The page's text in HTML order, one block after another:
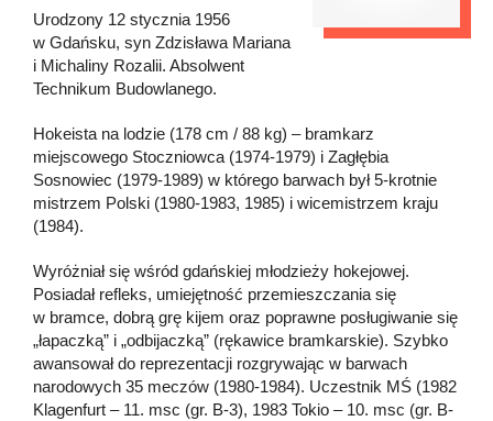
Urodzony 12 stycznia 1956
w Gdańsku, syn Zdzisława Mariana
i Michaliny Rozalii. Absolwent
Technikum Budowlanego.
Hokeista na lodzie (178 cm / 88 kg) – bramkarz
miejscowego Stoczniowca (1974-1979) i Zagłębia
Sosnowiec (1979-1989) w którego barwach był 5-krotnie
mistrzem Polski (1980-1983, 1985) i wicemistrzem kraju
(1984).
Wyróżniał się wśród gdańskiej młodzieży hokejowej.
Posiadał refleks, umiejętność przemieszczania się
w bramce, dobrą grę kijem oraz poprawne posługiwanie się
„łapaczką” i „odbijaczką” (rękawice bramkarskie). Szybko
awansował do reprezentacji rozgrywając w barwach
narodowych 35 meczów (1980-1984). Uczestnik MŚ (1982
Klagenfurt – 11. msc (gr. B-3), 1983 Tokio – 10. msc (gr. B-